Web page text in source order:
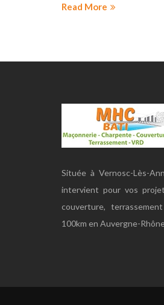
Read More
Située à Vernosc-Lès-
intervient pour vos
couverture,
100km en Auvergne-